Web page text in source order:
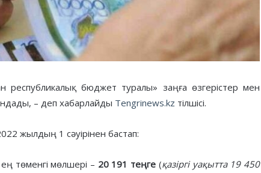
республикалық бюджет туралы» заңға өзгерістер мен
– деп хабарлайды Tengrinews.kz тілшісі.
жылдың 1 сәуірінен бастап:
төменгі мөлшері – 20 191 теңге (қазіргі уақытта 19 450